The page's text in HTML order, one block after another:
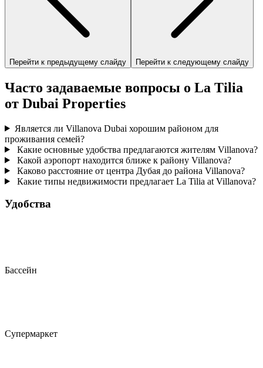
Перейти к предыдущему слайду Перейти к следующему слайду
Часто задаваемые вопросы о La Tilia
от Dubai Properties
Является ли Villanova Dubai хорошим районом для
проживания семей?
Какие основные удобства предлагаются жителям Villanova?
Какой аэропорт находится ближе к району Villanova?
Каково расстояние от центра Дубая до района Villanova?
Какие типы недвижимости предлагает La Tilia at Villanova?
Удобства
Бассейн
Супермаркет